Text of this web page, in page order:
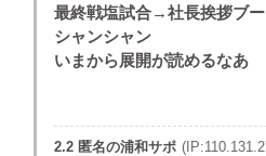
最終戦塩試合→社長挨拶ブ
シャンシャン
いまから展開が読めるなあ
2.2 匿名の浦和サポ